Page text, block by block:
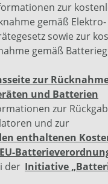
zur
gemäß
sowie zur
gemäß
zur
und Batterien
zur
und zur
enthaltenen
der Initiative